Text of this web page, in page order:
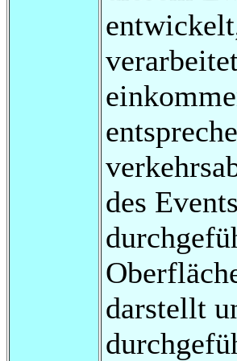
des
darstellt